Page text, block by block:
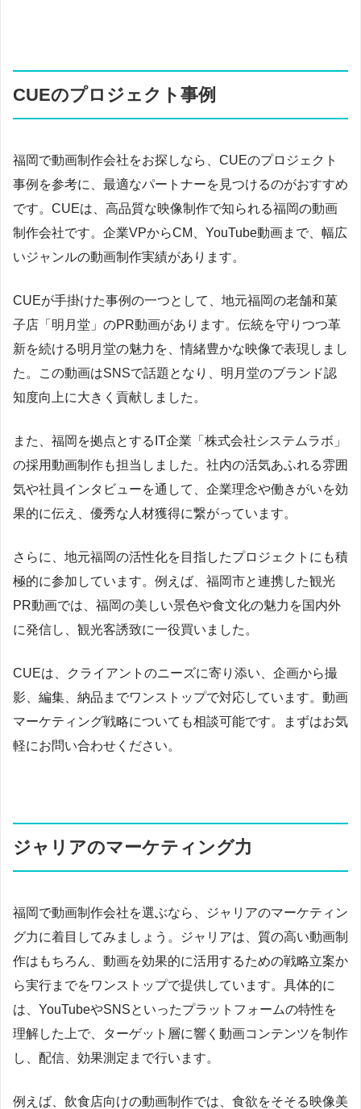
CUEのプロジェクト事例
福岡で動画制作会社をお探しなら、CUEのプロジェクト
事例を参考に、最適なパートナーを見つけるのがおすすめ
です。CUEは、高品質な映像制作で知られる福岡の動画
制作会社です。企業VPからCM、YouTube動画まで、幅広
いジャンルの動画制作実績があります。
CUEが手掛けた事例の一つとして、地元福岡の老舗和菓
子店「明月堂」のPR動画があります。伝統を守りつつ革
新を続ける明月堂の魅力を、情緒豊かな映像で表現しまし
た。この動画はSNSで話題となり、明月堂のブランド認
知度向上に大きく貢献しました。
また、福岡を拠点とするIT企業「株式会社システムラボ」
の採用動画制作も担当しました。社内の活気あふれる雰囲
気や社員インタビューを通して、企業理念や働きがいを効
果的に伝え、優秀な人材獲得に繋がっています。
さらに、地元福岡の活性化を目指したプロジェクトにも積
極的に参加しています。例えば、福岡市と連携した観光
PR動画では、福岡の美しい景色や食文化の魅力を国内外
に発信し、観光客誘致に一役買いました。
CUEは、クライアントのニーズに寄り添い、企画から撮
影、編集、納品までワンストップで対応しています。動画
マーケティング戦略についても相談可能です。まずはお気
軽にお問い合わせください。
ジャリアのマーケティング力
福岡で動画制作会社を選ぶなら、ジャリアのマーケティン
グ力に着目してみましょう。ジャリアは、質の高い動画制
作はもちろん、動画を効果的に活用するための戦略立案か
ら実行までをワンストップで提供しています。具体的に
は、YouTubeやSNSといったプラットフォームの特性を
理解した上で、ターゲット層に響く動画コンテンツを制作
し、配信、効果測定まで行います。
例えば、飲食店向けの動画制作では、食欲をそそる映像美